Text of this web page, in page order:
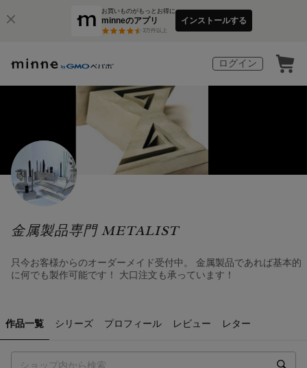
お買いものがもっとお得に
minneのアプリ
3万件以上
インストールする
ログイン
金属製品専門 METALIST
只今お客様からのオーダーメイド受付中。 金属製品であれば基本的
に何でも製作可能です！ 大口注文も承っています！
作品一覧 シリーズ プロフィール レビュー レター